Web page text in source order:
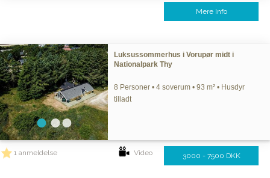
Mere Info
Luksussommerhus i Vorupør midt i
Nationalpark Thy
8 Personer • 4 soverum • 93 m² • Husdyr
tilladt
1 anmeldelse Video 3000 - 7500 DKK